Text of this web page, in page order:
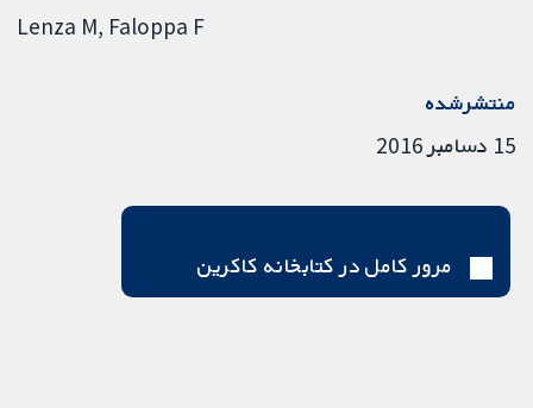
Lenza M Faloppa F
منتشرشده
15 دسامبر 2016
مرور کامل در کتابخانه کاکرین